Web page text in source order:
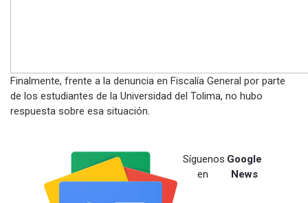
Finalmente, frente a la denuncia en Fiscalía General por parte
de los estudiantes de la Universidad del Tolima, no hubo
respuesta sobre esa situación.
Síguenos
en
Google
News